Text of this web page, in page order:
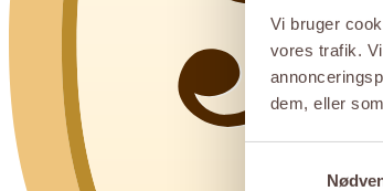
Vi bruger
vores trafik.
dem, eller